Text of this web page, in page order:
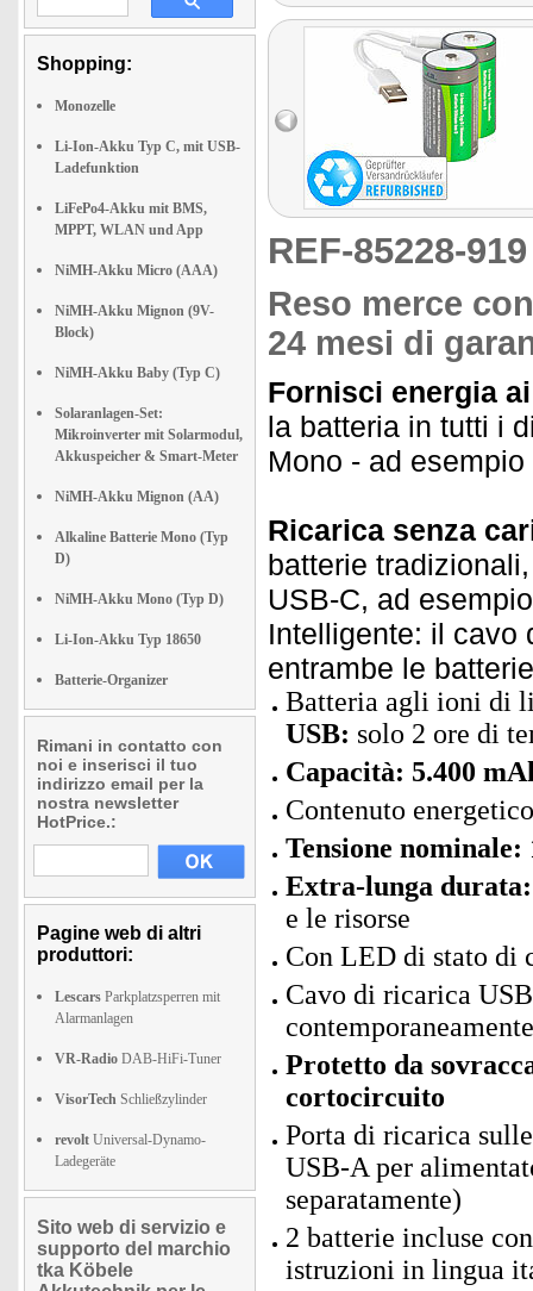
Shopping:
Monozelle
Li-Ion-Akku Typ C, mit USB-
Ladefunktion
LiFePo4-Akku mit BMS,
MPPT, WLAN und App
NiMH-Akku Micro (AAA)
NiMH-Akku Mignon (9V-
Block)
NiMH-Akku Baby (Typ C)
Solaranlagen-Set:
Mikroinverter mit Solarmodul,
Akkuspeicher & Smart-Meter
NiMH-Akku Mignon (AA)
Alkaline Batterie Mono (Typ
D)
NiMH-Akku Mono (Typ D)
Li-Ion-Akku Typ 18650
Batterie-Organizer
Rimani in contatto con
noi e inserisci il tuo
indirizzo email per la
nostra newsletter
HotPrice.:
Pagine web di altri
produttori:
Lescars Parkplatzsperren mit
Alarmanlagen
VR-Radio DAB-HiFi-Tuner
VisorTech Schließzylinder
revolt Universal-Dynamo-
Ladegeräte
Sito web di servizio e
supporto del marchio
tka Köbele
REF-85228-
Reso merce
24 mesi di
Fornisci energia
la batteria in tutti i
Mono - ad
Ricarica senza
batterie
USB-C, ad
Intelligente: il cavo
entrambe le
Batteria agli ioni di
USB: solo 2 ore di
Capacità: 5.400
Contenuto
Tensione nominale:
Extra-lunga
e le risorse
Con LED di stato di
Cavo di ricarica
contemporaneamente
Protetto da
cortocircuito
Porta di ricarica
USB-A per
separatamente)
2 batterie incluse
istruzioni in lingua